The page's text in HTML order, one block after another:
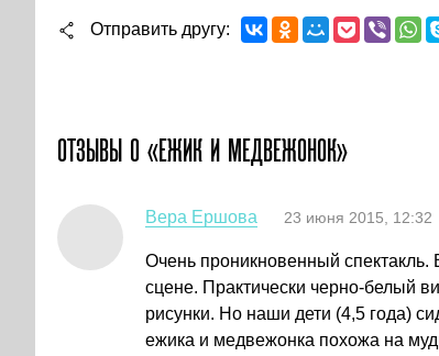
Отправить другу
ОТЗЫВЫ О «ЕЖИК И МЕДВЕЖОНОК»
Вера Ершова 23 июня 2015, 12:32
Очень проникновенный
сцене. Практически черно-белый
рисунки. Но наши дети (4,5 года)
ежика и медвежонка похожа на